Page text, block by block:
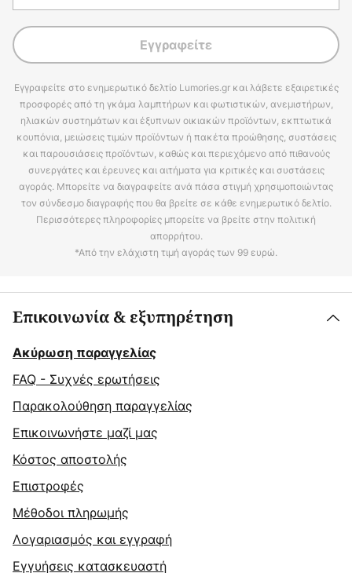
Εγγραφείτε
Εγγραφείτε στο ενημερωτικό δελτίο Lumories.gr και λάβετε εξαιρετικές
προσφορές από τη γκάμα λαμπτήρων και φωτιστικών, ανεμιστήρων,
ηλιακών συστημάτων και έξυπνων οικιακών προϊόντων, εκπτωτικά
κουπόνια, μειώσεις τιμών προϊόντων ή πακέτα προώθησης, συστάσεις
και παρουσιάσεις προϊόντων, καθώς και περιεχόμενο από πιθανούς
συνεργάτες και έρευνες και αιτήματα για κριτικές και συστάσεις
αγοράς. Μπορείτε να διαγραφείτε ανά πάσα στιγμή χρησιμοποιώντας
τον σύνδεσμο διαγραφής που θα βρείτε σε κάθε ενημερωτικό δελτίο.
Περισσότερες πληροφορίες μπορείτε να βρείτε στην πολιτική
απορρήτου.
*Από την ελάχιστη τιμή αγοράς των 99 ευρώ.
Επικοινωνία & εξυπηρέτηση
Ακύρωση παραγγελίας
FAQ - Συχνές ερωτήσεις
Παρακολούθηση παραγγελίας
Επικοινωνήστε μαζί μας
Κόστος αποστολής
Επιστροφές
Μέθοδοι πληρωμής
Λογαριασμός και εγγραφή
Εγγυήσεις κατασκευαστή